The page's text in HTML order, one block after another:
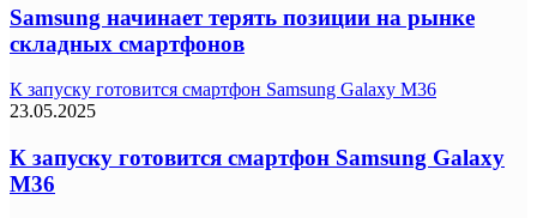
Samsung начинает терять позиции на рынке
складных смартфонов
К запуску готовится смартфон Samsung Galaxy M36
23.05.2025
К запуску готовится смартфон Samsung Galaxy
M36